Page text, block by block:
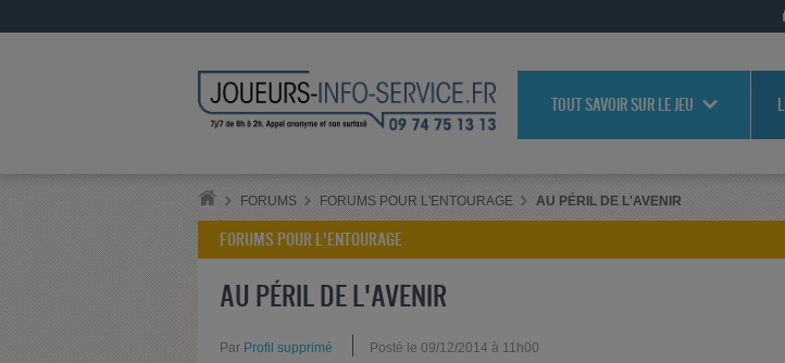
TOUT SAVOIR SUR LE JEU
FORUMS FORUMS POUR L'ENTOURAGE AU PÉRIL DE L'AVENIR
FORUMS POUR L'ENTOURAGE
AU PÉRIL DE L'AVENIR
Par Profil supprimé Posté le 09/12/2014 à 11h00